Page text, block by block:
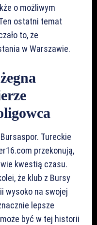
o możliwym
ostatni temat
to, że
w Warszawie.
Tureckie
przekonują,
kwestią czasu.
że klub z Bursy
wysoko na swojej
lepsze
być w tej historii